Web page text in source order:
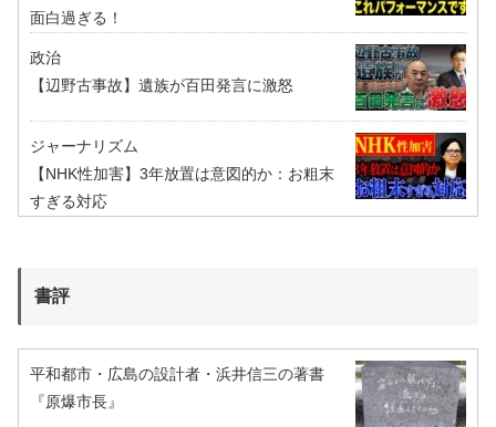
面白過ぎる！
政治
【辺野古事故】遺族が百田発言に激怒
ジャーナリズム
【NHK性加害】3年放置は意図的か：お粗末
すぎる対応
書評
平和都市・広島の設計者・浜井信三の著書
『原爆市長』